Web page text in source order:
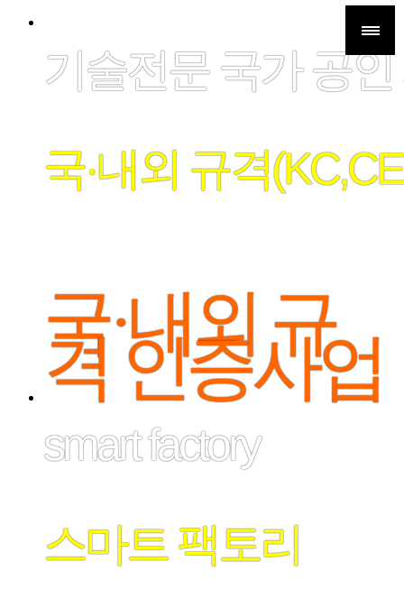
기술전문 국가 공
국·내외 규격
국·내외 규
격 인증사업
smart factory
스마트 팩토리